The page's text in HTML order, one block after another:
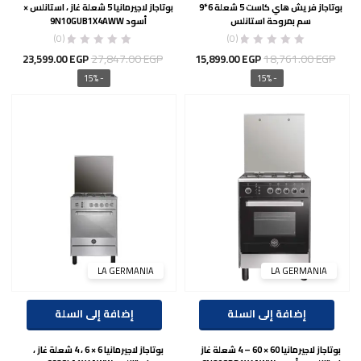
بوتاجاز فريش هاي كاست 5 شعلة 6*9
سم بمروحة استانلس
(0)
18,761.00EGP
السعر
الأصلي
18,761.00 EGP.
15,899.00EGP
السعر
- 15%
بوتاجاز لاجيرمانيا 5 شعلة غاز ، استانلس ×
أسود 9N10GUB1X4AWW
(0)
27,847.00EGP
السعر
الأصلي
23,599.00EGP
- 15%
LA GERMANIA
إضافة إلى السلة
بوتاجاز لاجيرمانيا 60 × 60 – 4 شعلة غاز
LA GERMANIA
إضافة إلى السلة
بوتاجاز لاجيرمانيا 6 × 6 ، 4 شعلة غاز ،